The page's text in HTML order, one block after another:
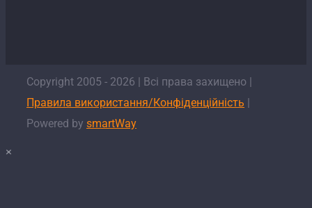
Copyright 2005 - 2026 | Всі права захищено |
Правила використання/Конфіденційність |
Powered by smartWay
×